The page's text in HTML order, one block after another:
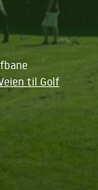
til Golf